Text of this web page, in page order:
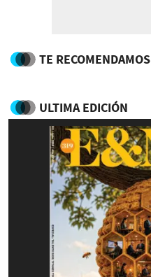
TE RECOMENDAMOS
ULTIMA EDICIÓN